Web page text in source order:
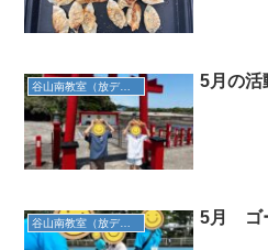
谷山南教室（放デイ） 5月の
谷山南教室（放デイ） 5月 ゴ